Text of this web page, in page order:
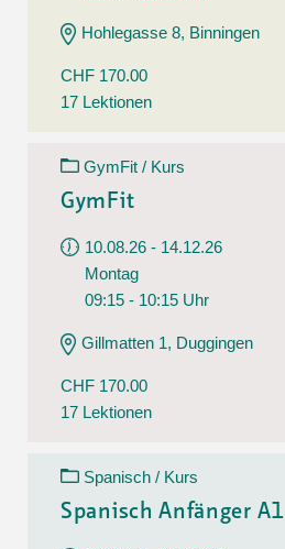
Hohlegasse 8, Binningen
CHF 170.00
17 Lektionen
GymFit / Kurs
GymFit
10.08.26 - 14.12.26
Montag
09:15 - 10:15 Uhr
Gillmatten 1, Duggingen
CHF 170.00
17 Lektionen
Spanisch / Kurs
Spanisch Anfänger A1